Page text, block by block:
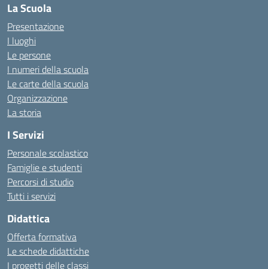
La Scuola
Presentazione
I luoghi
Le persone
I numeri della scuola
Le carte della scuola
Organizzazione
La storia
I Servizi
Personale scolastico
Famiglie e studenti
Percorsi di studio
Tutti i servizi
Didattica
Offerta formativa
Le schede didattiche
I progetti delle classi